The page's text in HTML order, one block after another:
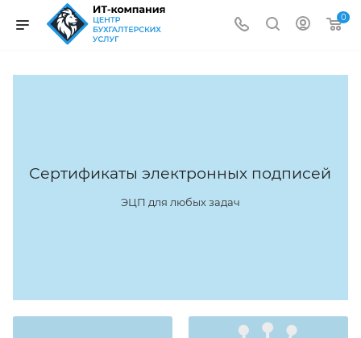
0
Сертификаты электронных подписей
ЭЦП для любых задач